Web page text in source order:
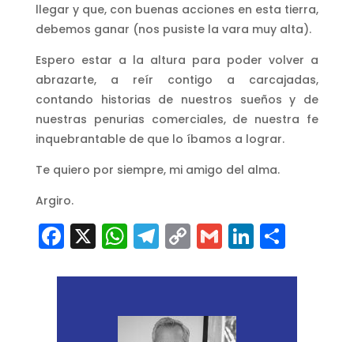
llegar y que, con buenas acciones en esta tierra,
debemos ganar (nos pusiste la vara muy alta).
Espero estar a la altura para poder volver a
abrazarte, a reír contigo a carcajadas,
contando historias de nuestros sueños y de
nuestras penurias comerciales, de nuestra fe
inquebrantable de que lo íbamos a lograr.
Te quiero por siempre, mi amigo del alma.
Argiro.
Facebook
X WhatsApp
Telegram
Copy
Link
Gmail